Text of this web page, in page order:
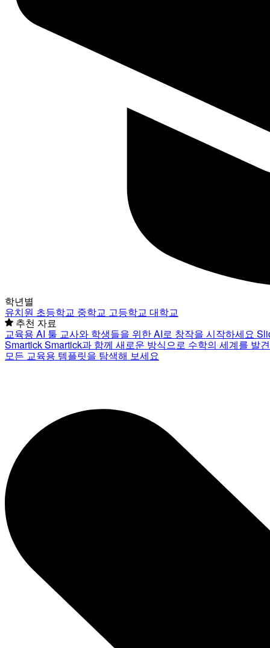
학년별
유치원 초등학교 중학교 고등학교 대학교
추천 자료
교육용 AI 툴 교사와 학생들을 위한 AI로 창작을 시작하세요
SmartickSmartick과 함께 새로운 방식으로 수학의 세계를 발
모든 교육용 템플릿을 탐색해 보세요